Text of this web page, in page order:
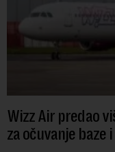
Wizz Air predao
za očuvanje baze